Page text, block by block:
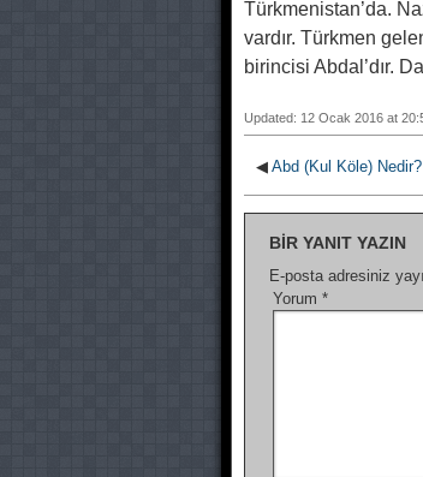
Türkmenistan’da.
vardır. Türkmen
birincisi Abdal’dır.
Updated: 12 Ocak 2016 at
◀ Abd (Kul Köle) Nedir?
BIR YANIT YAZIN
E-posta adresiniz
Yorum *